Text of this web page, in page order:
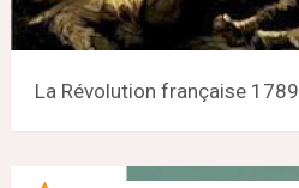
La Révolution française 1789